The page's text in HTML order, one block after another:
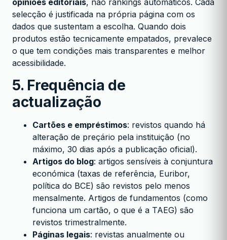
opiniões editoriais, não rankings automáticos. Cada
selecção é justificada na própria página com os
dados que sustentam a escolha. Quando dois
produtos estão tecnicamente empatados, prevalece
o que tem condições mais transparentes e melhor
acessibilidade.
5. Frequência de
actualização
Cartões e empréstimos: revistos quando há
alteração de preçário pela instituição (no
máximo, 30 dias após a publicação oficial).
Artigos do blog: artigos sensíveis à conjuntura
económica (taxas de referência, Euribor,
política do BCE) são revistos pelo menos
mensalmente. Artigos de fundamentos (como
funciona um cartão, o que é a TAEG) são
revistos trimestralmente.
Páginas legais: revistas anualmente ou